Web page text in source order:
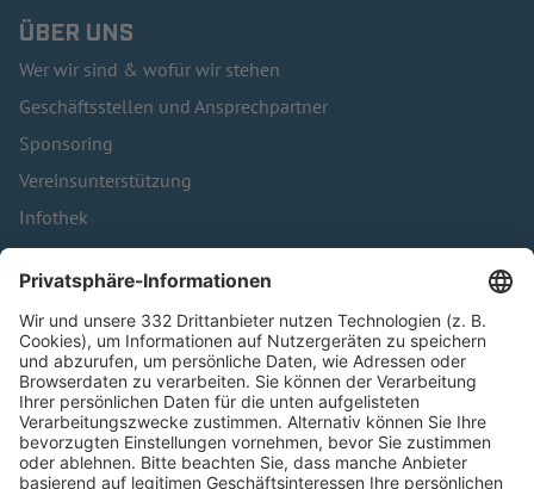
ÜBER UNS
Wer wir sind & wofür wir stehen
Geschäftsstellen und Ansprechpartner
Sponsoring
Vereinsunterstützung
Infothek
Kontakt
HÄUFIG BESUCHTE SEITEN
Pässe und Vereinswechsel
Trainerausbildung
Schulungsangebot Vereinsmitarbeiter
BFV-Geschäftsstellen